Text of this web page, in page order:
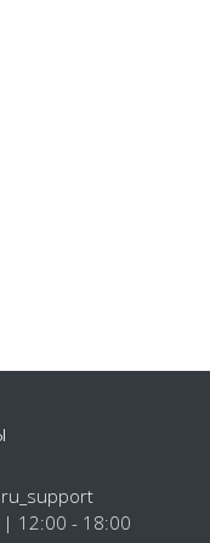
| 12:00 - 18:00